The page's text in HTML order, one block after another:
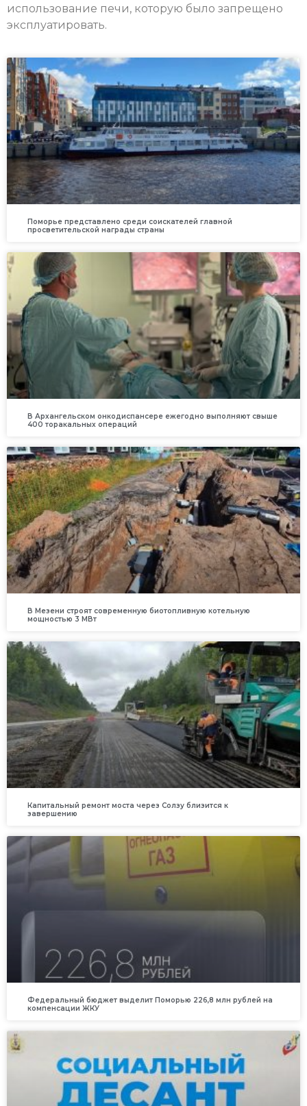
использование печи, которую было запрещено
эксплуатировать.
Поморье представлено среди соискателей главной
просветительской награды страны
В Архангельском онкодиспансере ежегодно выполняют свыше
400 торакальных операций
В Мезени строят современную биотопливную котельную
мощностью 3 МВт
Капитальный ремонт моста через Солзу близится к
завершению
Федеральный бюджет выделит Поморью 226,8 млн рублей на
компенсации ЖКУ